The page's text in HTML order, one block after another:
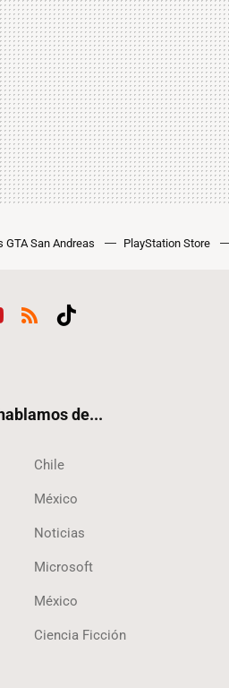
GTA San Andreas PlayStation Store
de...
Chile
México
Noticias
Microsoft
México
Ciencia Ficción